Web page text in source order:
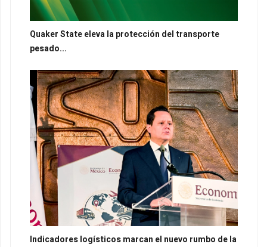
Quaker State eleva la protección del transporte
pesado...
Indicadores logísticos marcan el nuevo rumbo de la